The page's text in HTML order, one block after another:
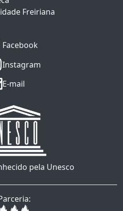
Freiriana
Facebook
Instagram
E-mail
pela Unesco